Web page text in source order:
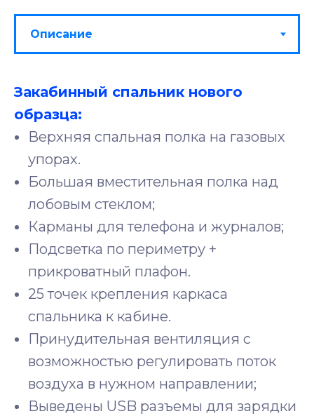
Закабинный спальник нового
образца:
Верхняя спальная полка на газовых
упорах.
Большая вместительная полка над
лобовым стеклом;
Карманы для телефона и журналов;
Подсветка по периметру +
прикроватный плафон.
25 точек крепления каркаса
спальника к кабине.
Принудительная вентиляция с
возможностью регулировать поток
воздуха в нужном направлении;
Выведены USB разъемы для зарядки